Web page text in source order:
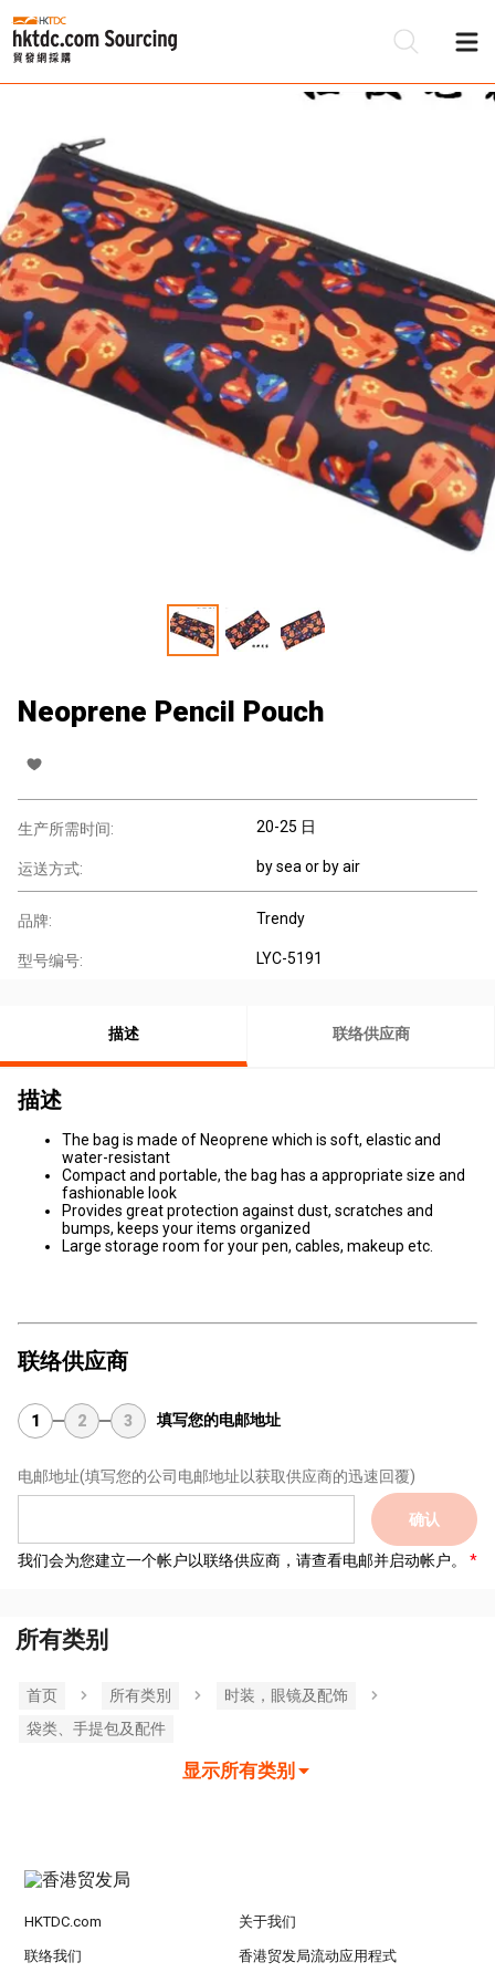
Neoprene Pencil Pouch
生产所需时间: 20-25 日
运送方式: by sea or by air
品牌: Trendy
型号编号: LYC-5191
描述 联络供应商
描述
The bag is made of Neoprene which is soft, elastic and
water-resistant
Compact and portable, the bag has a appropriate size and
fashionable look
Provides great protection against dust, scratches and
bumps, keeps your items organized
Large storage room for your pen, cables, makeup etc.
联络供应商
1 2 3 填写您的电邮地址
电邮地址(填写您的公司电邮地址以获取供应商的迅速回覆)
确认
我们会为您建立一个帐户以联络供应商，请查看电邮并启动帐户。
所有类别
首页 所有类別
时装，眼镜及配饰
袋类、手提包及配件
显示所有类别
HKTDC.com 关于我们
联络我们 香港贸发局流动应用程式